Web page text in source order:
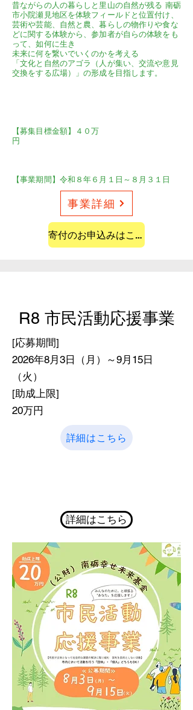
昔ながらの人の暮らしと里山の自然が残る 南砺
市小院瀬見地区を体験フィールドと位置付け、
芸術や芸能、自然と農、暮らしの物作りや食な
どに関する体験から、参加者が自らの体験をも
って、如何に生き
未来に何を繋いでいくのかを考える
「文化と自然のアゴラ（人が集い、交流や意見
交換をする広場）」の形成を目指します。
【募集目標金額】４０万
円
【事業期間】令和８年６月１日～８月３１日
事業詳細
寄付のお申込みはこちらから
R8 市民活動応援事業
[応募期間]
​2026年8月3日（月）～9月15日
（火）
​[助成上限]
20万円
詳細はこちら
詳細はこちら